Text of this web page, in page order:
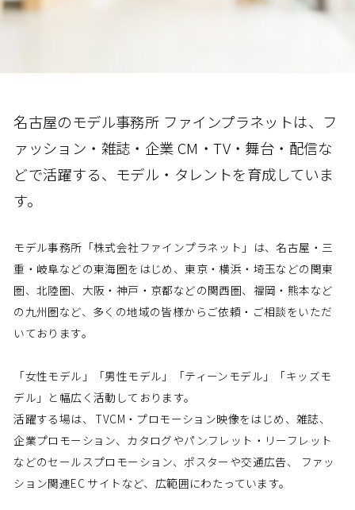
名古屋のモデル事務所 ファインプラネットは、フ
ァッション・雑誌・企業 CM・TV・舞台・配信な
どで活躍する、モデル・タレントを育成していま
す。
モデル事務所「株式会社ファインプラネット」は、名古屋・三
重・岐阜などの東海圏をはじめ、東京・横浜・埼玉などの関東
圏、北陸圏、大阪・神戸・京都などの関西圏、福岡・熊本など
の九州圏など、多くの地域の皆様からご依頼・ご相談をいただ
いております。
「女性モデル」「男性モデル」「ティーンモデル」「キッズモ
デル」と幅広く活動しております。
活躍する場は、 TVCM・プロモーション映像をはじめ、雑誌、
企業プロモーション、カタログやパンフレット・リーフレット
などのセールスプロモーション、ポスターや交通広告、 ファッ
ション関連EC サイトなど、広範囲にわたっています。